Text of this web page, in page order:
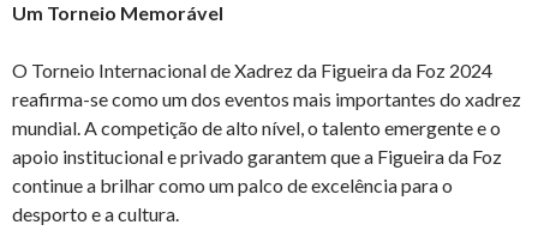
Um Torneio Memorável
O Torneio Internacional de Xadrez da Figueira da Foz 2024
reafirma-se como um dos eventos mais importantes do xadrez
mundial. A competição de alto nível, o talento emergente e o
apoio institucional e privado garantem que a Figueira da Foz
continue a brilhar como um palco de excelência para o
desporto e a cultura.